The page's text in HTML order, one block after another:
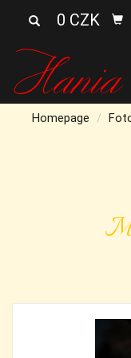
0 CZK
Homepage